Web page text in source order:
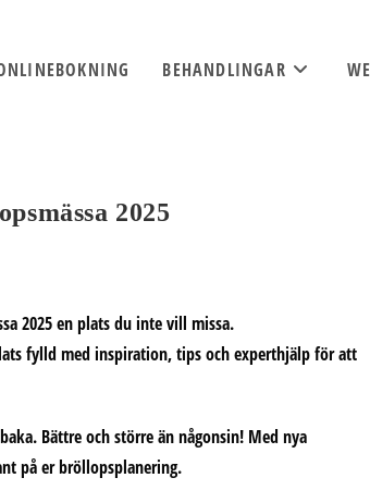
BEHANDLINGAR
2025
2025 en plats du inte vill missa.
fylld med inspiration, tips och experthjälp för att
Bättre och större än någonsin! Med nya
på er bröllopsplanering.